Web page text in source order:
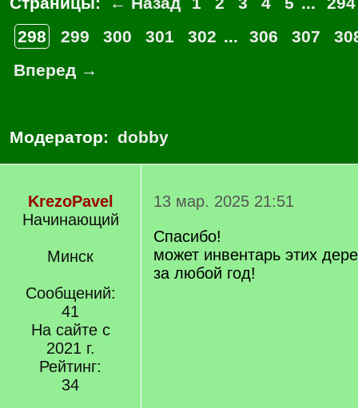
298
299 300 301 302 ... 306 307
Вперед →
Модератор: dobby
KrezoPavel
Начинающий
Минск
Сообщений:
41
На сайте с
2021 г.
Рейтинг:
34
13 мар. 2025 21:51
Спасибо!
может инвентарь этих
за любой год!